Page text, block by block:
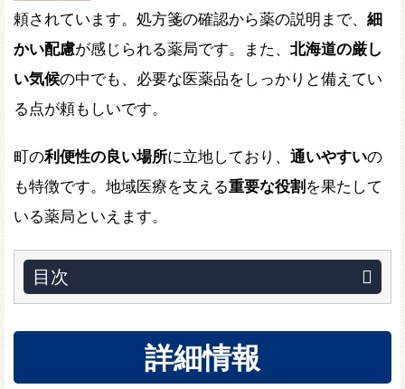
頼されています。処方箋の確認から薬の説明まで、 細
かい配慮が感じられる薬局です。また、 北海道の厳し
い気候の中でも、必要な医薬品をしっかりと備えてい
る点が頼もしいです。
町の利便性の良い場所に立地しており、 通いやすいの
も特徴です。地域医療を支える重要な役割 を果たして
いる薬局といえます。
目次
詳細情報